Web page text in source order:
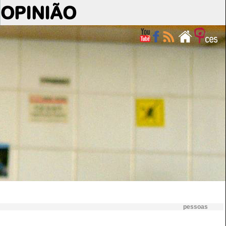
OPINIÃO
pessoas